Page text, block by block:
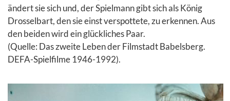
ändert sie sich und, der Spielmann gibt sich als König
Drosselbart, den sie einst verspottete, zu erkennen. Aus
den beiden wird ein glückliches Paar.
(Quelle: Das zweite Leben der Filmstadt Babelsberg.
DEFA-Spielfilme 1946-1992).